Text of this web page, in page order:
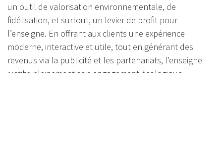
un outil de valorisation environnementale, de
fidélisation, et surtout, un levier de profit pour
l’enseigne. En offrant aux clients une expérience
moderne, interactive et utile, tout en générant des
revenus via la publicité et les partenariats, l’enseigne
justifie pleinement son engagement écologique —